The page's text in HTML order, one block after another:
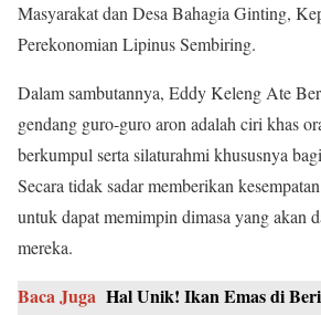
Masyarakat dan Desa Bahagia Ginting,
Perekonomian Lipinus Sembiring.
Dalam sambutannya, Eddy Keleng Ate
gendang guro-guro aron adalah ciri khas
berkumpul serta silaturahmi khususnya
Secara tidak sadar memberikan
untuk dapat memimpin dimasa yang akan
mereka.
Baca Juga Hal Unik! Ikan Emas di